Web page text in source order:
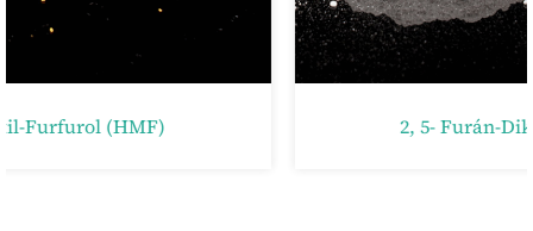
2, 5- Furán-Dikarbonsav (FDCA)